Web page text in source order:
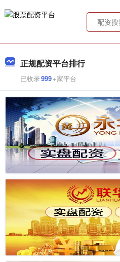
正规配资平台排行
已收录999+家平台